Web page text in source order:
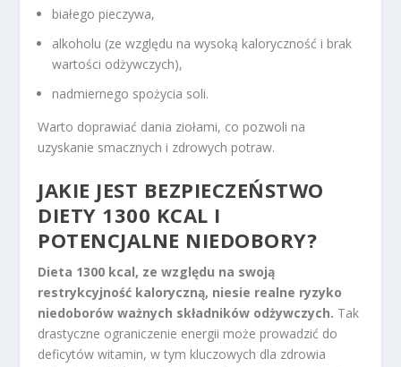
białego pieczywa,
alkoholu (ze względu na wysoką kaloryczność i brak
wartości odżywczych),
nadmiernego spożycia soli.
Warto doprawiać dania ziołami, co pozwoli na
uzyskanie smacznych i zdrowych potraw.
JAKIE JEST BEZPIECZEŃSTWO
DIETY 1300 KCAL I
POTENCJALNE NIEDOBORY?
Dieta 1300 kcal, ze względu na swoją
restrykcyjność kaloryczną, niesie realne ryzyko
niedoborów ważnych składników odżywczych. Tak
drastyczne ograniczenie energii może prowadzić do
deficytów witamin, w tym kluczowych dla zdrowia